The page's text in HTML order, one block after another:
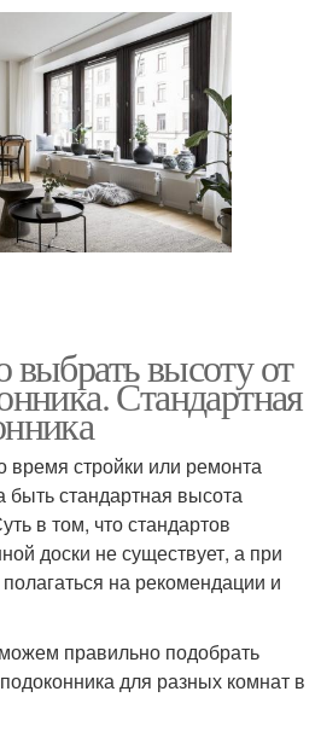
выбрать высоту от
Стандартная
стройки или ремонта
быть стандартная высота
в том, что стандартов
доски не существует, а при
на рекомендации и
правильно подобрать
для разных комнат в